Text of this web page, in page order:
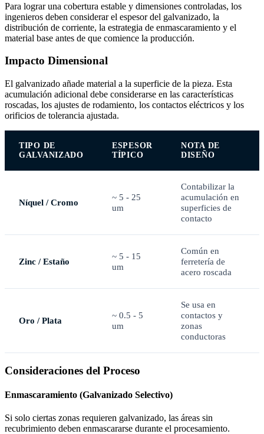
Para lograr una cobertura estable y dimensiones controladas, los
ingenieros deben considerar el espesor del galvanizado, la
distribución de corriente, la estrategia de enmascaramiento y el
material base antes de que comience la producción.
Impacto Dimensional
El galvanizado añade material a la superficie de la pieza. Esta
acumulación adicional debe considerarse en las características
roscadas, los ajustes de rodamiento, los contactos eléctricos y los
orificios de tolerancia ajustada.
TIPO DE
GALVANIZADO
ESPESOR
TÍPICO
NOTA DE
DISEÑO
Níquel / Cromo
~ 5 - 25
um
Contabilizar la
acumulación en
superficies de
contacto
Zinc / Estaño
~ 5 - 15
um
Común en
ferretería de
acero roscada
Oro / Plata
~ 0.5 - 5
um
Se usa en
contactos y
zonas
conductoras
Consideraciones del Proceso
Enmascaramiento (Galvanizado Selectivo)
Si solo ciertas zonas requieren galvanizado, las áreas sin
recubrimiento deben enmascararse durante el procesamiento.